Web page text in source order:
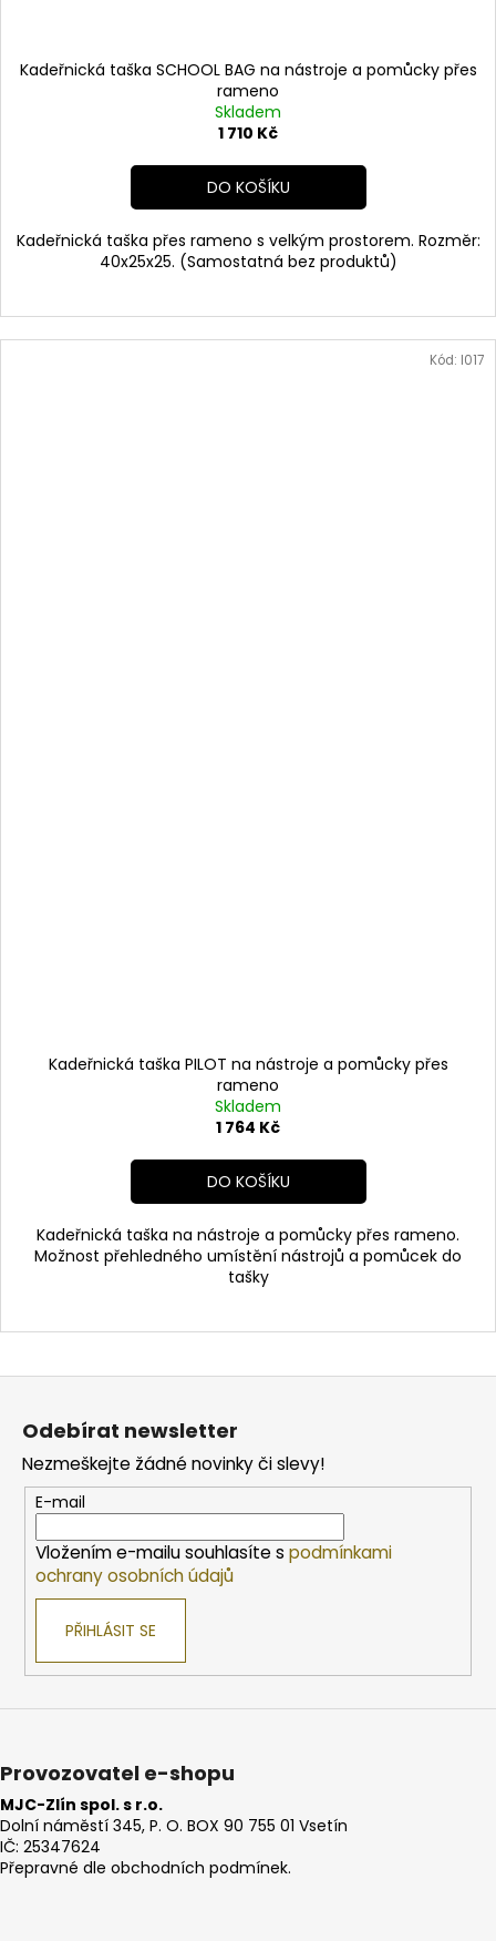
Kadeřnická taška SCHOOL BAG na nástroje a pomůcky přes
rameno
Skladem
1 710 Kč
DO KOŠÍKU
Kadeřnická taška přes rameno s velkým prostorem. Rozměr:
40x25x25. (Samostatná bez produktů)
Kadeřnická taška PILOT na nástroje a pomůcky přes
rameno
Skladem
1 764 Kč
DO KOŠÍKU
Kadeřnická taška na nástroje a pomůcky přes rameno.
Možnost přehledného umístění nástrojů a pomůcek do
tašky
Kód: I017
Z
Odebírat newsletter
Nezmeškejte žádné novinky či slevy!
E-mail
Vložením e-mailu souhlasíte s podmínkami
ochrany osobních údajů
PŘIHLÁSIT SE
Provozovatel e-shopu
MJC-Zlín spol. s r.o.
Dolní náměstí 345, P. O. BOX 90 755 01 Vsetín
IČ: 25347624
Přepravné dle obchodních podmínek.